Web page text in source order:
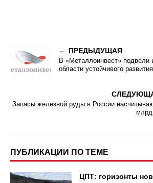
ПРЕДЫДУЩАЯ
В «Металлоинвест» подвели
области устойчивого
Запасы железной руды в России
ПУБЛИКАЦИИ ПО ТЕМЕ
ЦПТ: горизонты